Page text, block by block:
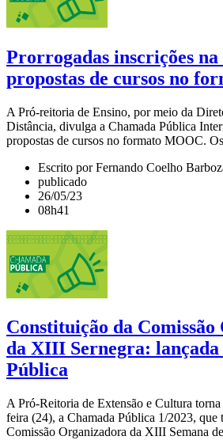
Prorrogadas inscrições na
propostas de cursos no
A Pró-reitoria de Ensino, por meio da
Distância, divulga a Chamada Pública
propostas de cursos no formato MOOC.
Escrito por Fernando Coelho
publicado
26/05/23
08h41
Constituição da
da XIII Sernegra: lançada
Pública
A Pró-Reitoria de Extensão e Cultura
feira (24), a Chamada Pública 1/2023, que
Comissão Organizadora da XIII Semana